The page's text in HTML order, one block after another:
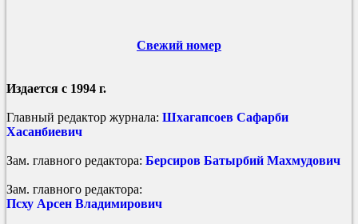
Свежий номер
Издается с 1994 г.
Главный редактор журнала: Шхагапсоев Сафарби
Хасанбиевич
Зам. главного редактора: Берсиров Батырбий Махмудович
Зам. главного редактора:
Псху Арсен Владимирович